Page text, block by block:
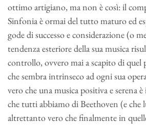
ottimo artigiano, ma non è così: il
Sinfonia è ormai del tutto maturo ed
gode di successo e considerazione (o
tendenza esteriore della sua musica
controllo, ovvero mai a scapito di
che sembra intrinseco ad ogni sua
vero che una musica positiva e serena
che tutti abbiamo di Beethoven (e che
altrettanto vero che finalmente in